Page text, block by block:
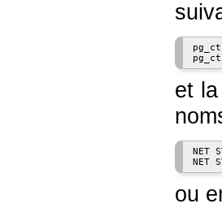
et
NET
ou